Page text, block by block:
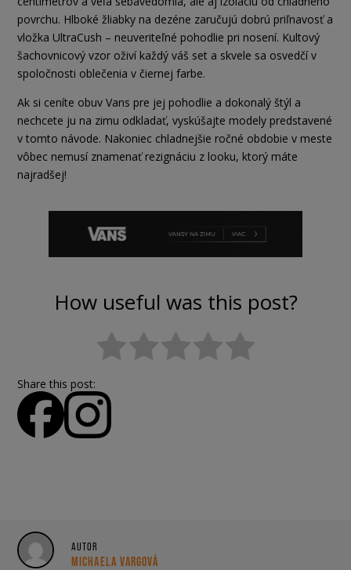
povrchu. Hlboké žliabky na dezéne zaručujú dobrú priľnavosť a
vložka UltraCush – neuveriteľné pohodlie pri nosení. Kultový
šachovnicový vzor oživí každý váš set a skvele sa osvedčí v
spoločnosti oblečenia v čiernej farbe.
Ak si ceníte obuv Vans pre jej pohodlie a dokonalý štýl a
nechcete ju na zimu odkladať, vyskúšajte modely predstavené
v tomto návode. Nakoniec chladnejšie ročné obdobie v meste
vôbec nemusí znamenať rezignáciu z looku, ktorý máte
najradšej!
How useful was this post?
Share this post:
AUTOR
MICHAELA VARGOVÁ